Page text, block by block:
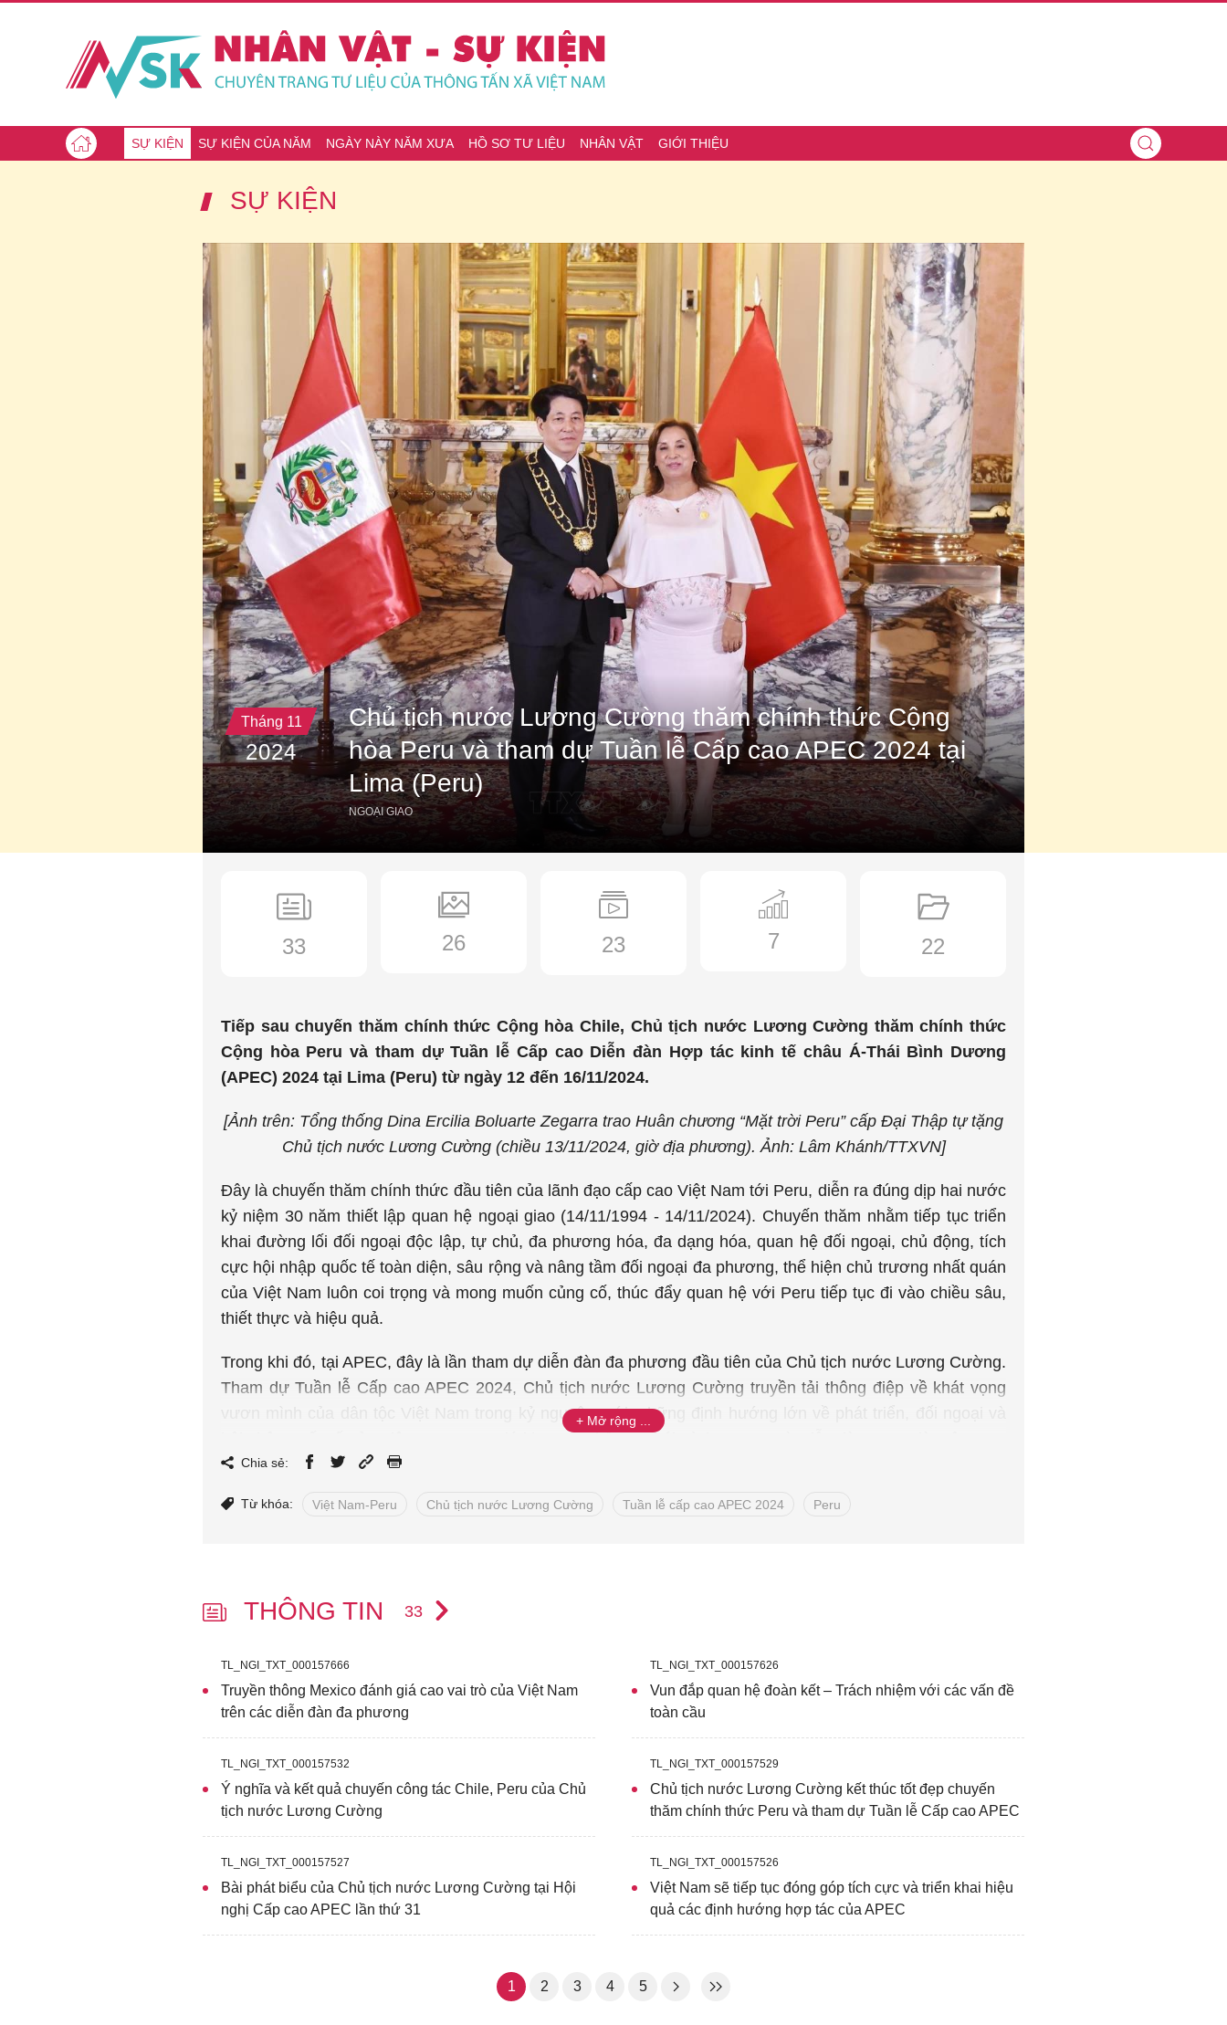
SỰ KIỆN SỰ KIỆN CỦA NĂM NGÀY NÀY NĂM XƯA HỒ SƠ TƯ LIỆU NHÂN VẬT GIỚI THIỆU
SỰ KIỆN
Tháng 11
2024
Chủ tịch nước Lương Cường thăm chính thức Cộng
hòa Peru và tham dự Tuần lễ Cấp cao APEC 2024 tại
Lima (Peru)
NGOẠI GIAO
33 26 23 7 22
Tiếp sau chuyến thăm chính thức Cộng hòa Chile, Chủ tịch nước Lương Cường thăm chính thức
Cộng hòa Peru và tham dự Tuần lễ Cấp cao Diễn đàn Hợp tác kinh tế châu Á-Thái Bình Dương
(APEC) 2024 tại Lima (Peru) từ ngày 12 đến 16/11/2024.
[Ảnh trên: Tổng thống Dina Ercilia Boluarte Zegarra trao Huân chương “Mặt trời Peru” cấp Đại Thập tự tặng
Chủ tịch nước Lương Cường (chiều 13/11/2024, giờ địa phương). Ảnh: Lâm Khánh/TTXVN]
Đây là chuyến thăm chính thức đầu tiên của lãnh đạo cấp cao Việt Nam tới Peru, diễn ra đúng dịp hai nước
kỷ niệm 30 năm thiết lập quan hệ ngoại giao (14/11/1994 - 14/11/2024). Chuyến thăm nhằm tiếp tục triển
khai đường lối đối ngoại độc lập, tự chủ, đa phương hóa, đa dạng hóa, quan hệ đối ngoại, chủ động, tích
cực hội nhập quốc tế toàn diện, sâu rộng và nâng tầm đối ngoại đa phương, thể hiện chủ trương nhất quán
của Việt Nam luôn coi trọng và mong muốn củng cố, thúc đẩy quan hệ với Peru tiếp tục đi vào chiều sâu,
thiết thực và hiệu quả.
Trong khi đó, tại APEC, đây là lần tham dự diễn đàn đa phương đầu tiên của Chủ tịch nước Lương Cường.
Tham dự Tuần lễ Cấp cao APEC 2024, Chủ tịch nước Lương Cường truyền tải thông điệp về khát vọng
vươn mình của dân tộc Việt Nam trong kỷ nguyên mới, những định hướng lớn về phát triển, đối ngoại và
những ưu tiên hàng đầu, kêu gọi các nền kinh tế thành viên APEC và cộng đồng doanh nghiệp khu vực tiếp
2045.
động lực mới cho tăng trưởng của khu vực; tiếp tục củng cố vai trò của APEC là diễn đàn kinh tế hàng đầu.
nhiều đối tác chiến lược toàn diện, đối tác chiến lược của ta, góp phần không ngừng làm sâu sắc quan hệ
với các thành viên APEC.
Chia sẻ:
Từ khóa: Việt Nam-Peru Chủ tịch nước Lương Cường Tuần lễ cấp cao APEC 2024 Peru
THÔNG TIN 33
TL_NGI_TXT_000157666
Truyền thông Mexico đánh giá cao vai trò của Việt Nam
trên các diễn đàn đa phương
TL_NGI_TXT_000157626
Vun đắp quan hệ đoàn kết – Trách nhiệm với các vấn đề
toàn cầu
TL_NGI_TXT_000157532
Ý nghĩa và kết quả chuyến công tác Chile, Peru của Chủ
tịch nước Lương Cường
TL_NGI_TXT_000157529
Chủ tịch nước Lương Cường kết thúc tốt đẹp chuyến
thăm chính thức Peru và tham dự Tuần lễ Cấp cao APEC
TL_NGI_TXT_000157527
Bài phát biểu của Chủ tịch nước Lương Cường tại Hội
nghị Cấp cao APEC lần thứ 31
TL_NGI_TXT_000157526
Việt Nam sẽ tiếp tục đóng góp tích cực và triển khai hiệu
quả các định hướng hợp tác của APEC
1 2 3 4 5